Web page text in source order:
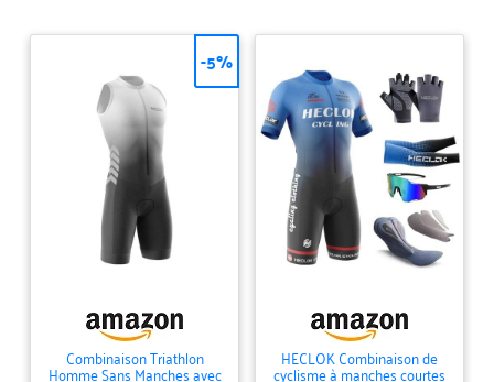
Combinaison Triathlon
Homme Sans Manches avec
-5%
HECLOK Combinaison de
cyclisme à manches courtes